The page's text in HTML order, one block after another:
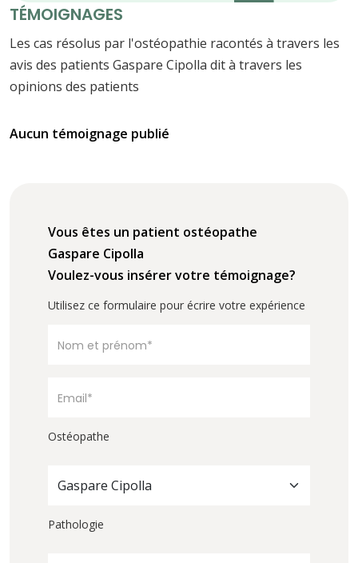
TÉMOIGNAGES
Les cas résolus par l'ostéopathie racontés à travers les
avis des patients Gaspare Cipolla dit à travers les
opinions des patients
Aucun témoignage publié
Vous êtes un patient ostéopathe
Gaspare Cipolla
Voulez-vous insérer votre témoignage?
Utilisez ce formulaire pour écrire votre expérience
Ostéopathe
Gaspare Cipolla
Pathologie